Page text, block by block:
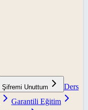
Şifremi Unuttum
Ders
Garantili Eğitim